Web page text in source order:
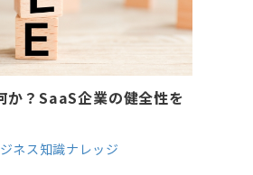
？SaaS企業の健全性を
ネス知識ナレッジ